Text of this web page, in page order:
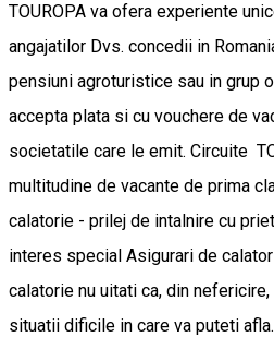
TOUROPA va ofera experiente
angajatilor Dvs. concedii in
pensiuni agroturistice sau in grup
accepta plata si cu vouchere de
societatile care le emit. Circuite
multitudine de vacante de prima
calatorie - prilej de intalnire cu
interes special Asigurari de
calatorie nu uitati ca, din
situatii dificile in care va puteti